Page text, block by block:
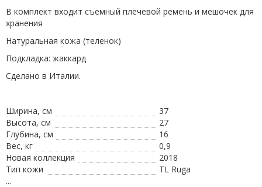
В комплект входит съемный плечевой ремень и мешочек для
хранения
Натуральная кожа (теленок)
Подкладка: жаккард
Сделано в Италии.
Ширина, см
37
Высота, см
27
Глубина, см
16
Вес, кг
0,9
Новая коллекция
2018
Тип кожи
TL Ruga
...